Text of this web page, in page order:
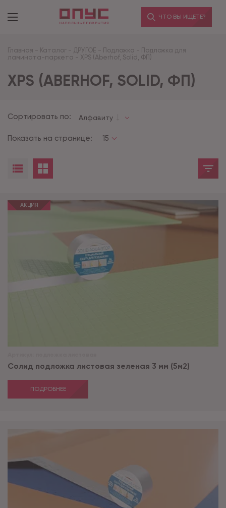
ЧТО ВЫ ИЩЕТЕ?
Главная - Каталог - ДРУГОЕ - Подложка - Подложка для
ламината-паркета - XPS (Aberhof, Solid, ФП)
XPS (ABERHOF, SOLID, ФП)
Сортировать по: Алфавиту
Показать на странице: 15
АКЦИЯ
Солид подложка листовая зеленая 3 мм (5м2)
ПОДРОБНЕЕ